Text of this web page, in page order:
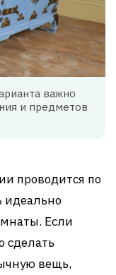
важно
и предметов
проводится по
идеально
Если
сделать
вещь,